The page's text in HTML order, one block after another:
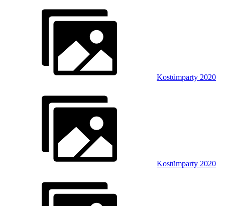
Kostümparty 2020
Kostümparty 2020